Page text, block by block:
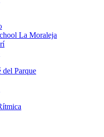
La Moraleja
del Parque